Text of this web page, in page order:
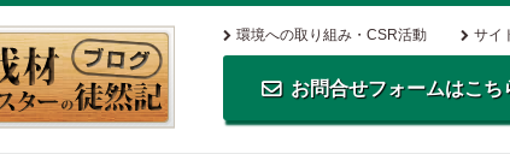
環境への取り組み・CSR活動 サイ
お問合せフォームはこち